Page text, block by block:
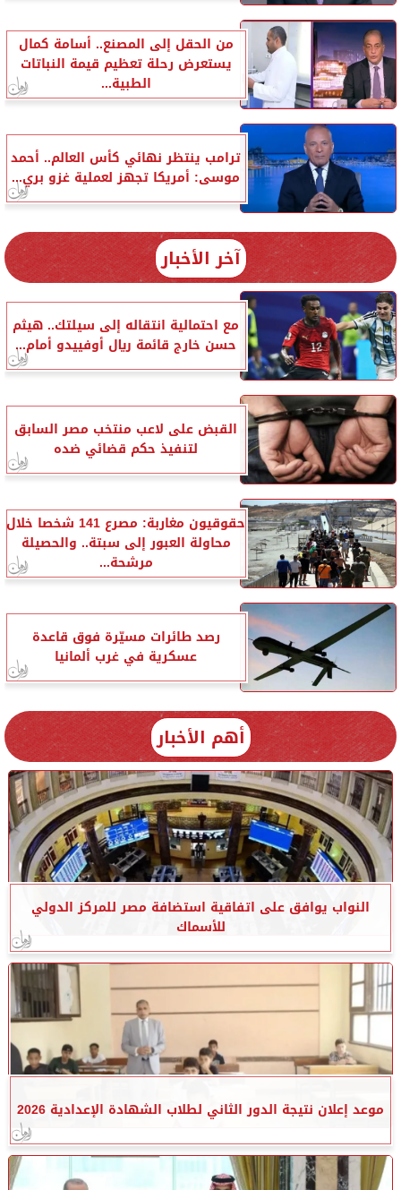
من الحقل إلى المصنع.. أسامة كمال
يستعرض رحلة تعظيم قيمة النباتات
الطبية...
ترامب ينتظر نهائي كأس العالم.. أحمد
موسى: أمريكا تجهز لعملية غزو بري...
آخر الأخبار
مع احتمالية انتقاله إلى سيلتك.. هيثم
حسن خارج قائمة ريال أوفييدو أمام...
القبض على لاعب منتخب مصر السابق
لتنفيذ حكم قضائي ضده
حقوقيون مغاربة: مصرع 141 شخصا خلال
محاولة العبور إلى سبتة.. والحصيلة
مرشحة...
رصد طائرات مسيّرة فوق قاعدة
عسكرية في غرب ألمانيا
أهم الأخبار
النواب يوافق على اتفاقية استضافة مصر للمركز الدولي
للأسماك
موعد إعلان نتيجة الدور الثاني لطلاب الشهادة الإعدادية 2026